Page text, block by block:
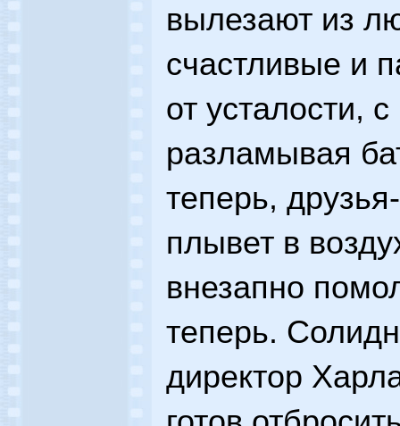
вылезают из
счастливые и
от усталости,
разламывая
теперь,
плывет в
внезапно
теперь.
директор